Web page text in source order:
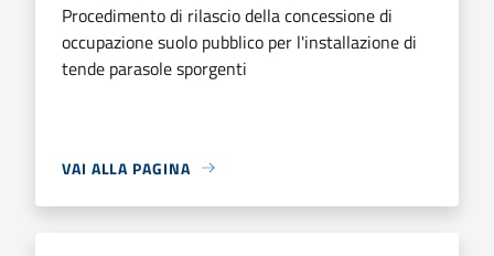
Procedimento di rilascio della concessione di
occupazione suolo pubblico per l'installazione di
tende parasole sporgenti
VAI ALLA PAGINA